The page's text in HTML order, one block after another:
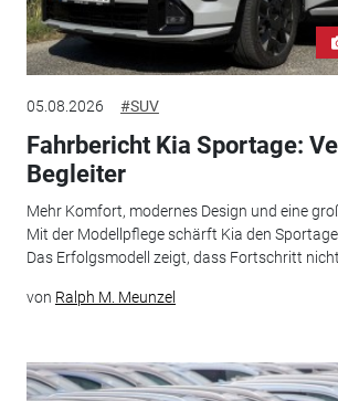
05.08.2026 #SUV
Fahrbericht Kia Sportage:
Begleiter
Mehr Komfort, modernes Design und eine
Mit der Modellpflege schärft Kia den
Das Erfolgsmodell zeigt, dass Fortschritt nicht
von Ralph M. Meunzel